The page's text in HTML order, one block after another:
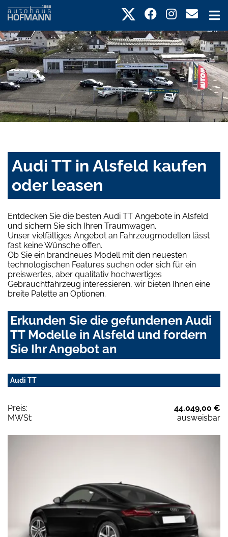
Audi TT in Alsfeld kaufen
oder leasen
Entdecken Sie die besten Audi TT Angebote in Alsfeld
und sichern Sie sich Ihren Traumwagen.
Unser vielfältiges Angebot an Fahrzeugmodellen lässt
fast keine Wünsche offen.
Ob Sie ein brandneues Modell mit den neuesten
technologischen Features suchen oder sich für ein
preiswertes, aber qualitativ hochwertiges
Gebrauchtfahrzeug interessieren, wir bieten Ihnen eine
breite Palette an Optionen.
Erkunden Sie die gefundenen Audi
TT Modelle in Alsfeld und fordern
Sie Ihr Angebot an
Audi TT
Preis:
44.049,00 €
MWSt:
ausweisbar